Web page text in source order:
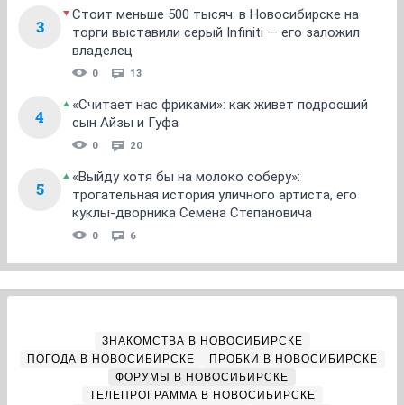
3
Стоит меньше 500 тысяч: в Новосибирске на
торги выставили серый Infiniti — его заложил
владелец
0 13
4
«Считает нас фриками»: как живет подросший
сын Айзы и Гуфа
0 20
5
«Выйду хотя бы на молоко соберу»:
трогательная история уличного артиста, его
куклы-дворника Семена Степановича
0 6
ЗНАКОМСТВА В НОВОСИБИРСКЕ
ПОГОДА В НОВОСИБИРСКЕ
ПРОБКИ В НОВОСИБИРСКЕ
ФОРУМЫ В НОВОСИБИРСКЕ
ТЕЛЕПРОГРАММА В НОВОСИБИРСКЕ